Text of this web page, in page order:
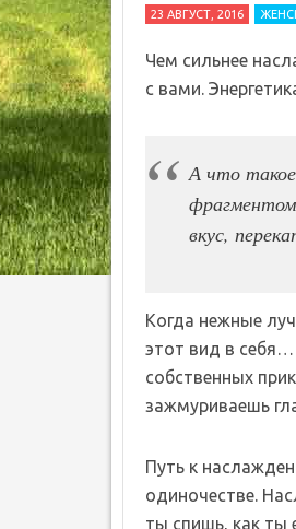
23 АВГУСТ, 2016
Чем сильнее
с вами.
А что
вкус,
Когда нежные
этот вид в
собственных
зажмуриваешь
Путь к
одиночестве.
ты спишь, как ты